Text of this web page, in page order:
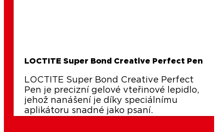
LOCTITE Super Bond Creative Perfect Pen
LOCTITE Super Bond Creative Perfect
Pen je precizní gelové vteřinové lepidlo,
jehož nanášení je díky speciálnímu
aplikátoru snadné jako psaní.